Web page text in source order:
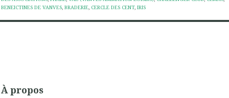
BENEICTINES DE VANVES, BRADERIE, CERCLE DES CENT, IRIS
À propos